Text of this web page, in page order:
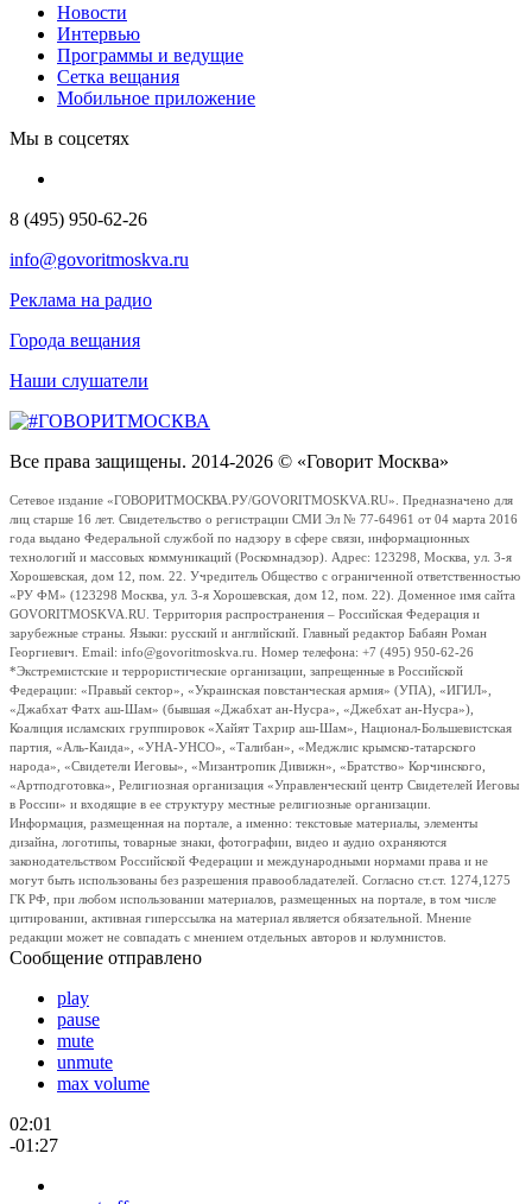
Новости
Интервью
Программы и ведущие
Сетка вещания
Мобильное приложение
Мы в соцсетях
8 (495) 950-62-26
info@govoritmoskva.ru
Реклама на радио
Города вещания
Наши слушатели
Все права защищены. 2014-2026 © «Говорит Москва»
Сетевое издание «ГОВОРИТМОСКВА.РУ/GOVORITMOSKVA.RU». Предназначено для
лиц старше 16 лет. Свидетельство о регистрации СМИ Эл № 77-64961 от 04 марта 2016
года выдано Федеральной службой по надзору в сфере связи, информационных
технологий и массовых коммуникаций (Роскомнадзор). Адрес: 123298, Москва, ул. 3-я
Хорошевская, дом 12, пом. 22. Учредитель Общество с ограниченной ответственностью
«РУ ФМ» (123298 Москва, ул. 3-я Хорошевская, дом 12, пом. 22). Доменное имя сайта
GOVORITMOSKVA.RU. Территория распространения – Российская Федерация и
зарубежные страны. Языки: русский и английский. Главный редактор Бабаян Роман
Георгиевич. Email: info@govoritmoskva.ru. Номер телефона: +7 (495) 950-62-26
*Экстремистские и террористические организации, запрещенные в Российской
Федерации: «Правый сектор», «Украинская повстанческая армия» (УПА), «ИГИЛ»,
«Джабхат Фатх аш-Шам» (бывшая «Джабхат ан-Нусра», «Джебхат ан-Нусра»),
Коалиция исламских группировок «Хайят Тахрир аш-Шам», Национал-Большевистская
партия, «Аль-Каида», «УНА-УНСО», «Талибан», «Меджлис крымско-татарского
народа», «Свидетели Иеговы», «Мизантропик Дивижн», «Братство» Корчинского,
«Артподготовка», Религиозная организация «Управленческий центр Свидетелей Иеговы
в России» и входящие в ее структуру местные религиозные организации.
Информация, размещенная на портале, а именно: текстовые материалы, элементы
дизайна, логотипы, товарные знаки, фотографии, видео и аудио охраняются
законодательством Российской Федерации и международными нормами права и не
могут быть использованы без разрешения правообладателей. Согласно ст.ст. 1274,1275
ГК РФ, при любом использовании материалов, размещенных на портале, в том числе
цитировании, активная гиперссылка на материал является обязательной. Мнение
редакции может не совпадать с мнением отдельных авторов и колумнистов.
Сообщение отправлено
play
pause
mute
unmute
max volume
02:01
-01:27